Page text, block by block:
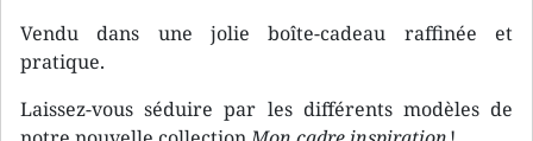
Vendu dans une jolie boîte-cadeau raffinée et
pratique.
Laissez-vous séduire par les différents modèles de